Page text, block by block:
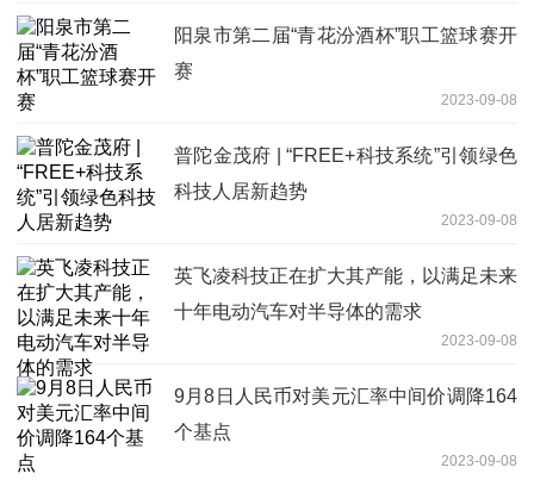
阳泉市第二届“青花汾酒杯”职工篮球赛开
赛
2023-09-08
普陀金茂府 | “FREE+科技系统”引领绿色
科技人居新趋势
2023-09-08
英飞凌科技正在扩大其产能，以满足未来
十年电动汽车对半导体的需求
2023-09-08
9月8日人民币对美元汇率中间价调降164
个基点
2023-09-08